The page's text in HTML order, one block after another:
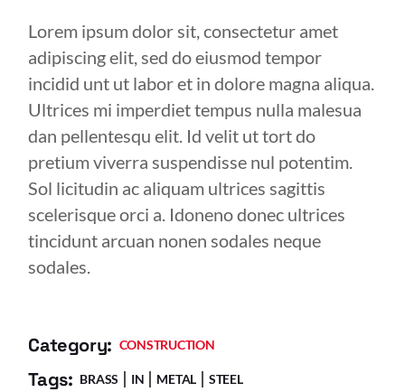
Lorem ipsum dolor sit, consectetur amet
adipiscing elit, sed do eiusmod tempor
incidid unt ut labor et in dolore magna aliqua.
Ultrices mi imperdiet tempus nulla malesua
dan pellentesqu elit. Id velit ut tort do
pretium viverra suspendisse nul potentim.
Sol licitudin ac aliquam ultrices sagittis
scelerisque orci a. Idoneno donec ultrices
tincidunt arcuan nonen sodales neque
sodales.
Category: CONSTRUCTION
Tags: BRASS IN METAL STEEL